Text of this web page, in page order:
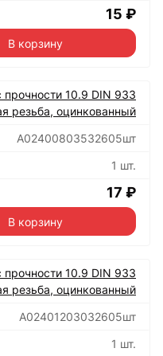
15 ₽
В корзину
10.9 DIN 933
резьба, оцинкованный
А02400803532605шт
1 шт.
17 ₽
В корзину
10.9 DIN 933
резьба, оцинкованный
А02401203032605шт
1 шт.